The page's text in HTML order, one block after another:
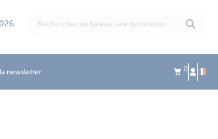
newsletter 0